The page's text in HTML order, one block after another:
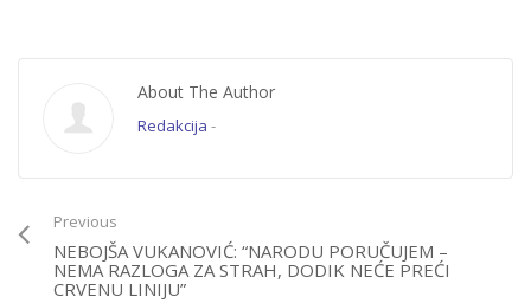
About The Author
Redakcija -
Previous
NEBOJŠA VUKANOVIĆ: “NARODU PORUČUJEM –
NEMA RAZLOGA ZA STRAH, DODIK NEĆE PREĆI
CRVENU LINIJU”